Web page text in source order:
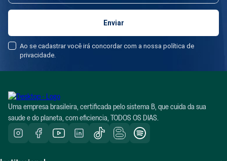
Ao se cadastrar você irá concordar com a nossa política de
privacidade.
Uma empresa brasileira, certificada pelo sistema B, que cuida da sua
saude e do planeta, com eficiencia, TODOS OS DIAS.